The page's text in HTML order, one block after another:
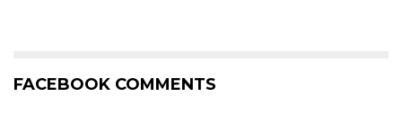
FACEBOOK COMMENTS